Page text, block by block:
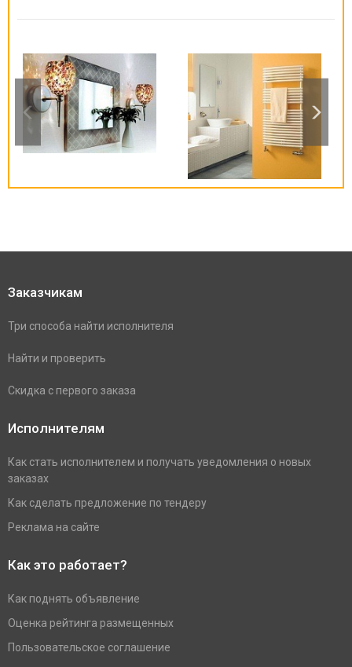
Заказчикам
Три способа найти исполнителя
Найти и проверить
Скидка с первого заказа
Исполнителям
Как стать исполнителем и получать уведомления о новых
заказах
Как сделать предложение по тендеру
Реклама на сайте
Как это работает?
Как поднять объявление
Оценка рейтинга размещенных
Пользовательское соглашение